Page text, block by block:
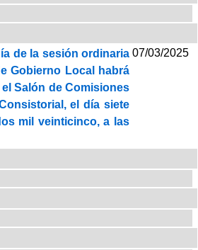
de la sesión ordinaria
Gobierno Local habrá
Salón de Comisiones
el día siete
mil veinticinco, a las
07/03/2025